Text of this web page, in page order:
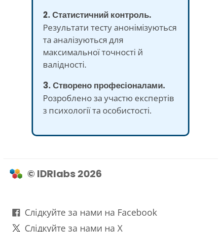
2. Статистичний контроль.
Результати тесту анонімізуються
та аналізуються для
максимальної точності й
валідності.
3. Створено професіоналами.
Розроблено за участю експертів
з психології та особистості.
© IDRlabs 2026
Слідкуйте за нами на Facebook
Слідкуйте за нами на X